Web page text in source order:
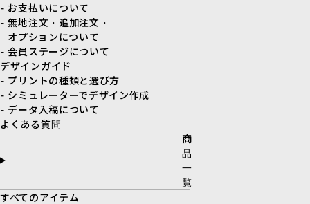
- お支払いについて
- 無地注文・追加注文・
オプションについて
- 会員ステージについて
デザインガイド
- プリントの種類と選び方
- シミュレーターでデザイン作成
- データ入稿について
よくある質問
商
品
一
覧
すべてのアイテム